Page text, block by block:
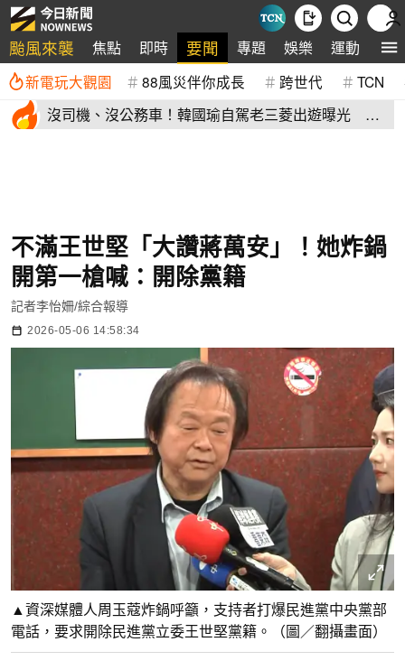
颱風來襲 焦點 即時 要聞 專題 娛樂 運動 全
新電玩大觀園 88風災伴你成長 跨世代 TCN
沒司機、沒公務車！韓國瑜自駕老三菱出遊曝光 私
不滿王世堅「大讚蔣萬安」！她炸鍋
開第一槍喊：開除黨籍
記者李怡姍/綜合報導
2026-05-06 14:58:34
▲資深媒體人周玉蔻炸鍋呼籲，支持者打爆民進黨中央黨部
電話，要求開除民進黨立委王世堅黨籍。（圖／翻攝畫面）